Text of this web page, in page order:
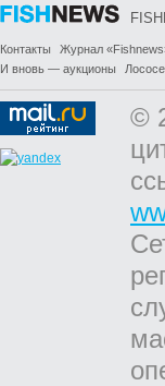
Контакты Журнал
И вновь — аукционы
©